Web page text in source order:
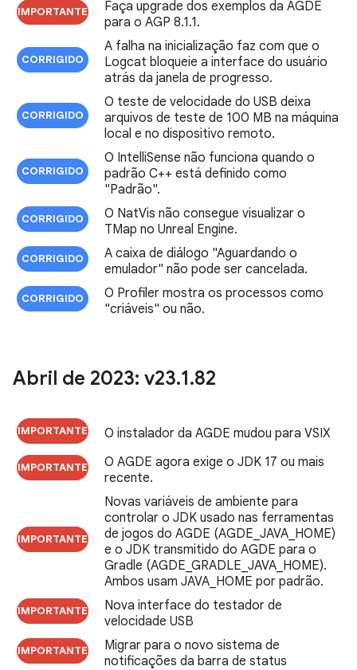
IMPORTANTE
Faça upgrade dos exemplos da AGDE
para o AGP 8.1.1.
CORRIGIDO
A falha na inicialização faz com que o
Logcat bloqueie a interface do usuário
atrás da janela de progresso.
CORRIGIDO
O teste de velocidade do USB deixa
arquivos de teste de 100 MB na máquina
local e no dispositivo remoto.
CORRIGIDO
O IntelliSense não funciona quando o
padrão C++ está definido como
"Padrão".
CORRIGIDO
O NatVis não consegue visualizar o
TMap no Unreal Engine.
CORRIGIDO
A caixa de diálogo "Aguardando o
emulador" não pode ser cancelada.
CORRIGIDO
O Profiler mostra os processos como
"criáveis" ou não.
Abril de 2023: v23.1.82
IMPORTANTE O instalador da AGDE mudou para VSIX
IMPORTANTE
O AGDE agora exige o JDK 17 ou mais
recente.
IMPORTANTE
Novas variáveis de ambiente para
controlar o JDK usado nas ferramentas
de jogos do AGDE (AGDE_JAVA_HOME)
e o JDK transmitido do AGDE para o
Gradle (AGDE_GRADLE_JAVA_HOME).
Ambos usam JAVA_HOME por padrão.
IMPORTANTE
Nova interface do testador de
velocidade USB
IMPORTANTE
Migrar para o novo sistema de
notificações da barra de status